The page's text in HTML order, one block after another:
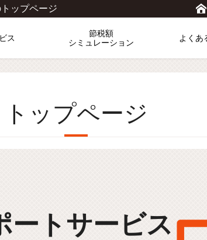
ップページ
ス
節税額
シミュレーション
よくあ
トップページ
ートサービス